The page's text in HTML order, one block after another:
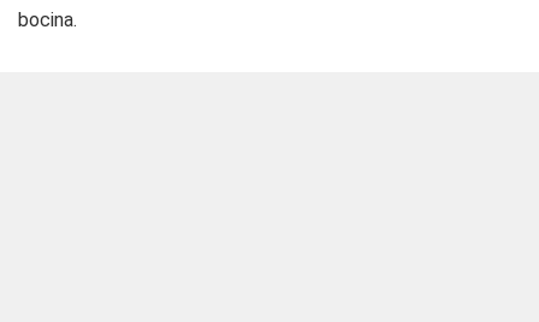
bocina.